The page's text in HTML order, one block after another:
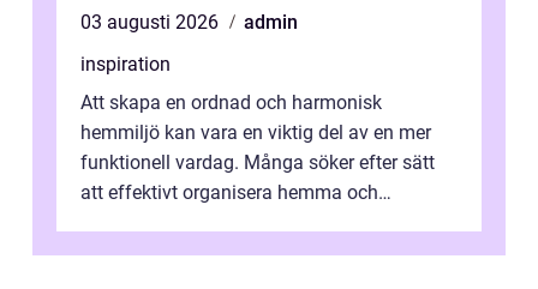
03 augusti 2026
admin
inspiration
Att skapa en ordnad och harmonisk
hemmiljö kan vara en viktig del av en mer
funktionell vardag. Många söker efter sätt
att effektivt organisera hemma och